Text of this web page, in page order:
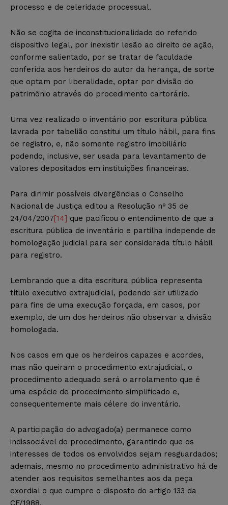
processo e de celeridade processual.
Não se cogita de inconstitucionalidade do referido
dispositivo legal, por inexistir lesão ao direito de ação,
conforme salientado, por se tratar de faculdade
conferida aos herdeiros do autor da herança, de sorte
que optam por liberalidade, optar por divisão do
patrimônio através do procedimento cartorário.
Uma vez realizado o inventário por escritura pública
lavrada por tabelião constitui um título hábil, para fins
de registro, e, não somente registro imobiliário
podendo, inclusive, ser usada para levantamento de
valores depositados em instituições financeiras.
Para dirimir possíveis divergências o Conselho
Nacional de Justiça editou a Resolução nº 35 de
24/04/2007[14] que pacificou o entendimento de que a
escritura pública de inventário e partilha independe de
homologação judicial para ser considerada título hábil
para registro.
Lembrando que a dita escritura pública representa
título executivo extrajudicial, podendo ser utilizado
para fins de uma execução forçada, em casos, por
exemplo, de um dos herdeiros não observar a divisão
homologada.
Nos casos em que os herdeiros capazes e acordes,
mas não queiram o procedimento extrajudicial, o
procedimento adequado será o arrolamento que é
uma espécie de procedimento simplificado e,
consequentemente mais célere do inventário.
A participação do advogado(a) permanece como
indissociável do procedimento, garantindo que os
interesses de todos os envolvidos sejam resguardados;
ademais, mesmo no procedimento administrativo há de
atender aos requisitos semelhantes aos da peça
exordial o que cumpre o disposto do artigo 133 da
CF/1988.